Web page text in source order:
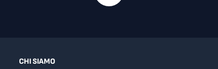
CHI SIAMO